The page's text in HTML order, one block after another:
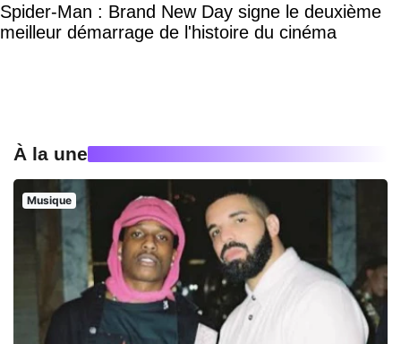
Spider-Man : Brand New Day signe le deuxième
meilleur démarrage de l'histoire du cinéma
À la une
Musique